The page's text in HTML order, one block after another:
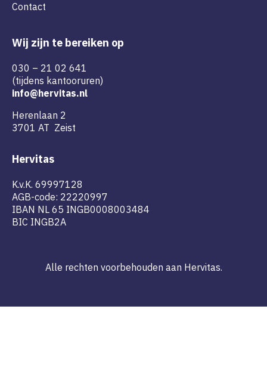
Contact
Wij zijn te bereiken op
030 – 21 02 641
(tijdens kantooruren)
info@hervitas.nl
Herenlaan 2
3701 AT Zeist
Hervitas
K.v.K. 69997128
AGB-code: 22220997
IBAN NL 65 INGB0008003484
BIC INGB2A
Alle rechten voorbehouden aan Hervitas.